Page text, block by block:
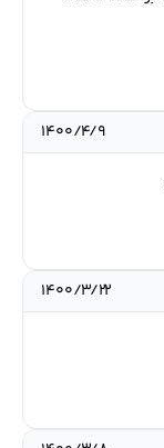
۱۴۰۰/۴/۹
۱۴۰۰/۳/۲۲